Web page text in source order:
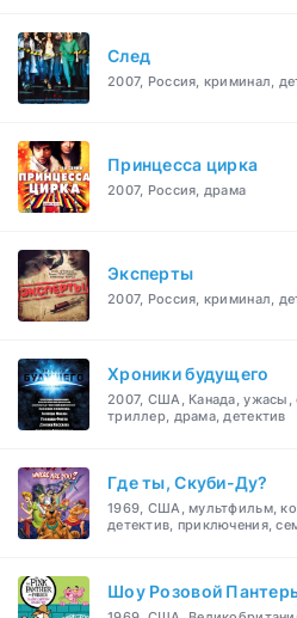
След
2007, Россия, криминал,
Принцесса цирка
2007, Россия, драма
Эксперты
2007, Россия, криминал,
Хроники будущего
2007, США, Канада, ужасы,
триллер, драма, детектив
Где ты, Скуби-Ду?
1969, США, мультфильм,
детектив, приключения,
Шоу Розовой